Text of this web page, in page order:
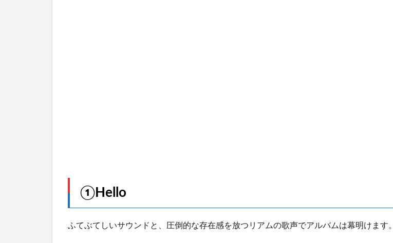
①Hello
ふてぶてしいサウンドと、圧倒的な存在感を放つリアムの歌声でアルバムは幕明けます。